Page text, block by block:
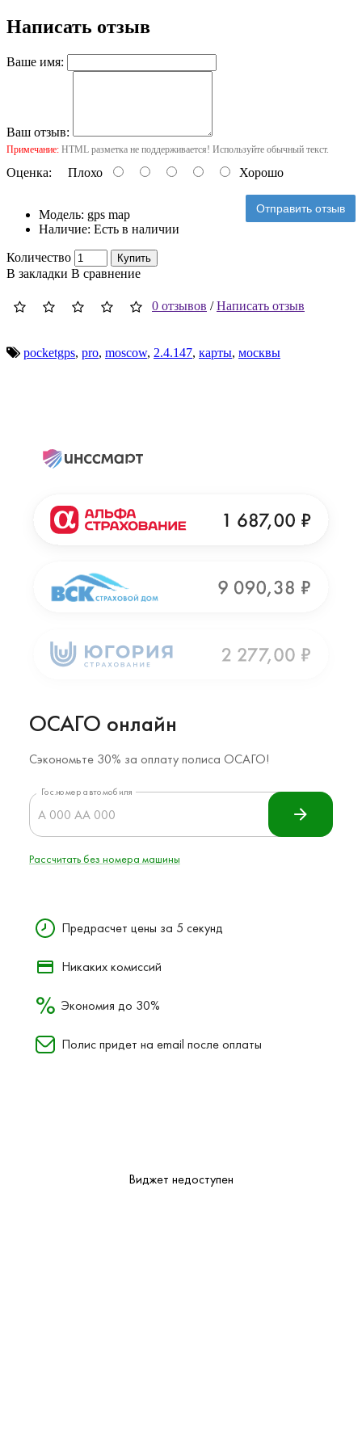
Написать отзыв
Ваше имя:
Ваш отзыв:
Примечание: HTML разметка не поддерживается! Используйте обычный текст.
Оценка: Плохо Хорошо
Отправить отзыв
Модель: gps map
Наличие: Есть в наличии
Количество Купить
В закладки В сравнение
0 отзывов /Написать отзыв
pocketgps, pro, moscow, 2.4.147, карты, москвы